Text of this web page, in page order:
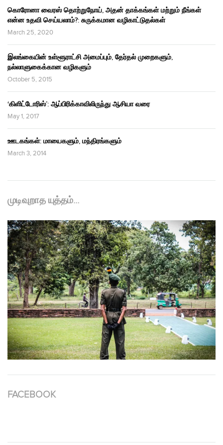
கொரோனா வைரஸ் தொற்றுநோய், அதன் தாக்கங்கள் மற்றும் நீங்கள்
என்ன உதவி செய்யலாம்?: சுருக்கமான வழிகாட்டுதல்கள்
March 25, 2020
இலங்கையின் உள்ளூராட்சி அமைப்பும், தேர்தல் முறைகளும்,
நல்லாளுகைக்கான வழிகளும்
October 5, 2015
‘கிளிட்டோரிஸ்’: ஆப்பிரிக்காவிலிருந்து ஆசியா வரை
May 1, 2017
ஊடகங்கள்: மாயைகளும், மந்திரங்களும்
March 3, 2014
முடிவுறாத யுத்தம்…
FACEBOOK